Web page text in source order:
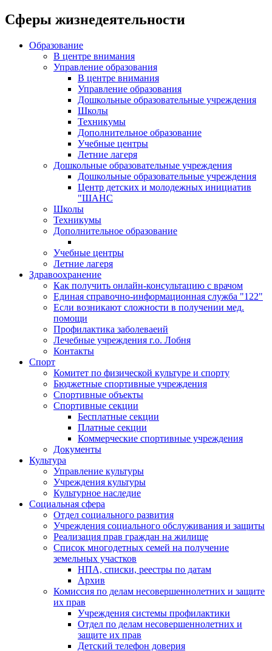
Сферы жизнедеятельности
Образование
В центре внимания
Управление образования
В центре внимания
Управление образования
Дошкольные образовательные учреждения
Школы
Техникумы
Дополнительное образование
Учебные центры
Летние лагеря
Дошкольные образовательные учреждения
Дошкольные образовательные учреждения
Центр детских и молодежных инициатив
"ШАНС
Школы
Техникумы
Дополнительное образование
Учебные центры
Летние лагеря
Здравоохранение
Как получить онлайн-консультацию с врачом
Единая справочно-информационная служба "122"
Если возникают сложности в получении мед.
помощи
Профилактика заболеваеий
Лечебные учреждения г.о. Лобня
Контакты
Спорт
Комитет по физической культуре и спорту
Бюджетные спортивные учреждения
Спортивные объекты
Спортивные секции
Бесплатные секции
Платные секции
Коммерческие спортивные учреждения
Документы
Культура
Управление культуры
Учреждения культуры
Культурное наследие
Социальная сфера
Отдел социального развития
Учреждения социального обслуживания и защиты
Реализация прав граждан на жилище
Список многодетных семей на получение
земельных участков
НПА, списки, реестры по датам
Архив
Комиссия по делам несовершеннолетних и защите
их прав
Учреждения системы профилактики
Отдел по делам несовершеннолетних и
защите их прав
Детский телефон доверия